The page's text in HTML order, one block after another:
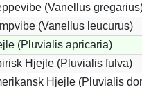
(Vanellus
(Vanellus leucurus)
(Pluvialis apricaria)
Hjejle (Pluvialis fulva)
Hjejle (Pluvialis